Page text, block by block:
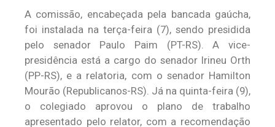
A comissão, encabeçada pela bancada gaúcha,
foi instalada na terça-feira (7), sendo presidida
pelo senador Paulo Paim (PT-RS). A vice-
presidência está a cargo do senador Irineu Orth
(PP-RS), e a relatoria, com o senador Hamilton
Mourão (Republicanos-RS). Já na quinta-feira (9),
o colegiado aprovou o plano de trabalho
apresentado pelo relator, com a recomendação